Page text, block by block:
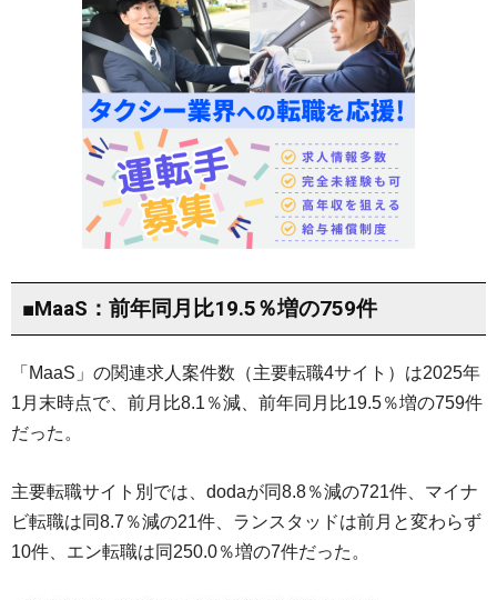
■MaaS：前年同月比19.5％増の759件
「MaaS」の関連求人案件数（主要転職4サイト）は2025年
1月末時点で、前月比8.1％減、前年同月比19.5％増の759件
だった。
主要転職サイト別では、dodaが同8.8％減の721件、マイナ
ビ転職は同8.7％減の21件、ランスタッドは前月と変わらず
10件、エン転職は同250.0％増の7件だった。